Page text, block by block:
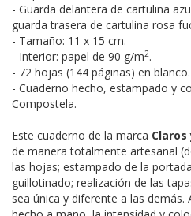
- Guarda delantera de cartulina
guarda trasera de cartulina rosa
- Tamaño: 11 x 15 cm.
- Interior: papel de 90 g/m2.
- 72 hojas (144 páginas) en blanco.
- Cuaderno hecho, estampado y
Compostela.
Este cuaderno de la marca Claros
de manera totalmente artesanal
las hojas; estampado de la
guillotinado; realización de las
sea única y diferente a las